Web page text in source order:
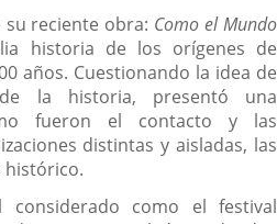
su reciente obra: Como el Mundo
historia de los orígenes de
años. Cuestionando la idea de
de la historia, presentó una
fueron el contacto y las
distintas y aisladas, las
histórico.
considerado como el festival